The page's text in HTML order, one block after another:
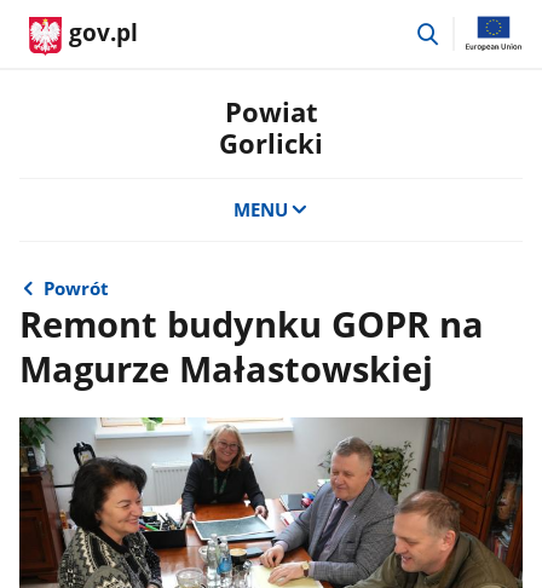
gov.pl
przejdź
Powiat
Gorlicki
MENU
Powrót
Remont budynku GOPR na
Magurze Małastowskiej